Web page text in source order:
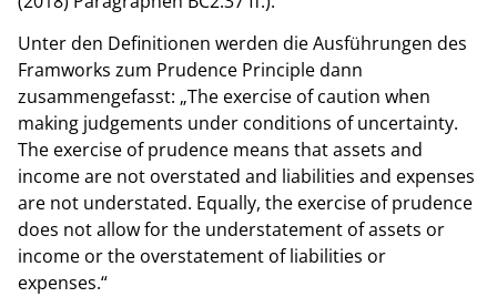
Unter den Definitionen werden die Ausführungen des
Framworks zum Prudence Principle dann
zusammengefasst: „The exercise of caution when
making judgements under conditions of uncertainty.
The exercise of prudence means that assets and
income are not overstated and liabilities and expenses
are not understated. Equally, the exercise of prudence
does not allow for the understatement of assets or
income or the overstatement of liabilities or
expenses.“